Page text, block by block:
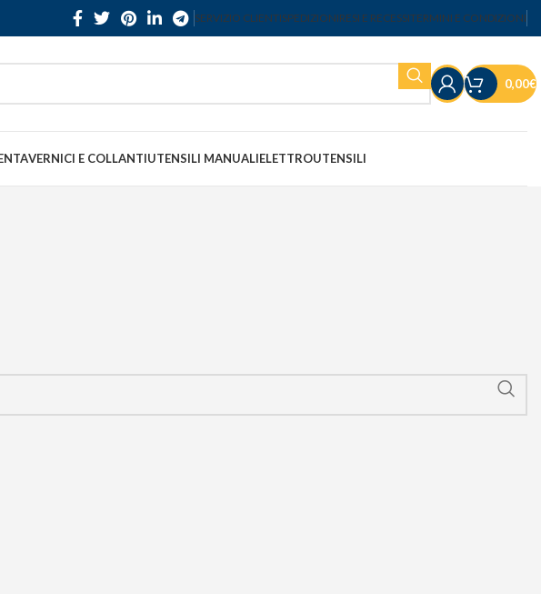
SERVIZIO CLIENTISPEDIZIONIRESI E RECESSITERMINI E CONDIZIONI
0,00€
VERNICI E COLLANTIUTENSILI MANUALIELETTROUTENSILI